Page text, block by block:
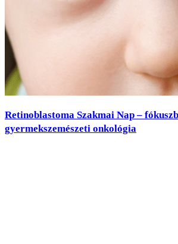
Retinoblastoma Szakmai Nap –
gyermekszemészeti onkológia